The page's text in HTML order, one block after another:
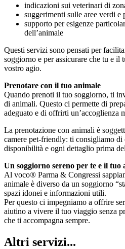
indicazioni sui veterinari di
suggerimenti sulle aree verdi e
supporto per esigenze
dell’animale
Questi servizi sono pensati per
soggiorno e per assicurare che tu e il
vostro agio.
Prenotare con il tuo animale
Quando prenoti il tuo soggiorno, ti
di animali. Questo ci permette di
adeguato e di offrirti un’accoglienza
La prenotazione con animali è
camere pet-friendly: ti consigliamo di
disponibilità e ogni dettaglio prima
Un soggiorno sereno per te e il tuo
Al voco® Parma & Congressi
animale è diverso da un soggiorno
spazi idonei e informazioni utili.
Per questo ci impegniamo a offrire
aiutino a vivere il tuo viaggio senza
che ti accompagna sempre.
Altri servizi...